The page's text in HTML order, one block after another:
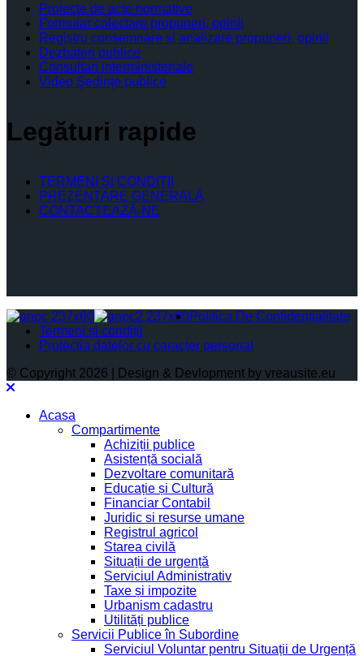
Proiecte de acte normative
Formular colectare propuneri, opinii
Registru consemnare si analizare propuneri, opinii
Dezbateri publice
Consultari interministeriale
Video Şedinţe publice
Legături rapide
TERMENI ŞI CONDIŢII
PREZENTARE GENERALĂ
CONTACTEAZĂ-NE
Politica De Confidențialitate
Termeni și condiții
Protectia datelor cu caracter personal
© Copyright 2026 | Design & Devlopment by vreausite.eu
Acasa
Compartimente
Achiziții publice
Asistență socială
Dezvoltare comunitară
Educație și Cultură
Financiar Contabil
Juridic si resurse umane
Registrul agricol
Starea civilă
Situații de urgență
Serviciul Administrativ
Taxe și impozite
Urbanism cadastru
Utilități publice
Servicii Publice în Subordine
Serviciul Voluntar pentru Situații de Urgență